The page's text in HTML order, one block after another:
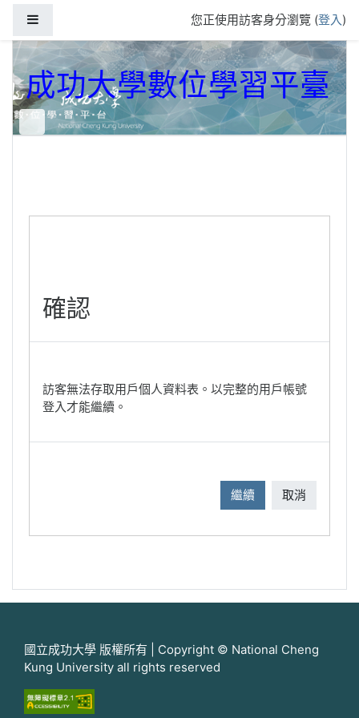
您正使用訪客身分瀏覽 (登入)
成功大學數位學習平臺
確認
訪客無法存取用戶個人資料表。以完整的用戶帳號
登入才能繼續。
繼續 取消
國立成功大學 版權所有 | Copyright © National Cheng
Kung University all rights reserved